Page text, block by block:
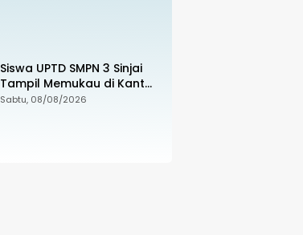
Siswa UPTD SMPN 3 Sinjai
Tampil Memukau di Kantor
Google Indonesia
Sabtu, 08/08/2026